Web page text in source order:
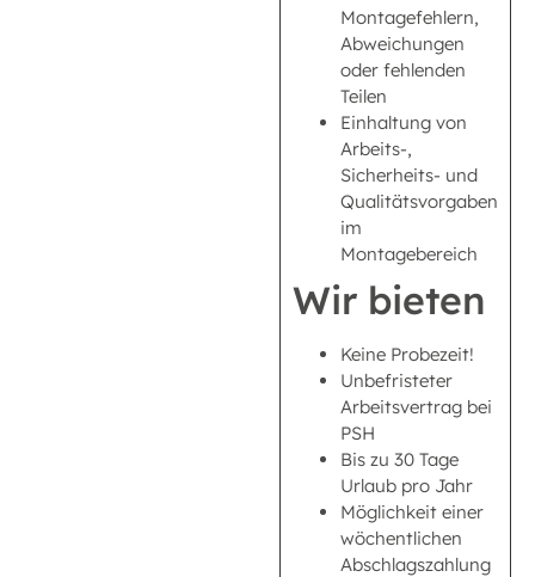
Montagefehlern,
Abweichungen
oder fehlenden
Teilen
Einhaltung von
Arbeits-,
Sicherheits- und
Qualitätsvorgaben
im
Montagebereich
Wir bieten
Keine Probezeit!
Unbefristeter
Arbeitsvertrag bei
PSH
Bis zu 30 Tage
Urlaub pro Jahr
Möglichkeit einer
wöchentlichen
Abschlagszahlung